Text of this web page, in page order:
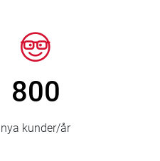
> 3 500